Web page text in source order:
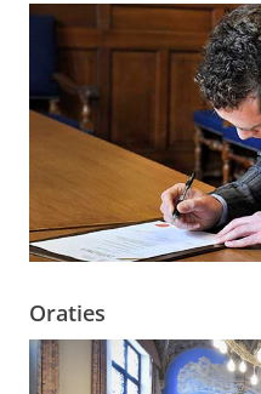
Oraties